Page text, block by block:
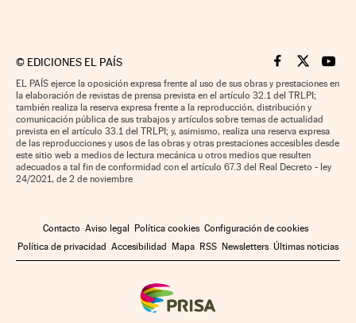
© EDICIONES EL PAÍS Cinco Días en
Cinco Días
Cinco
EL PAÍS ejerce la oposición expresa frente al uso de sus obras y prestaciones en
la elaboración de revistas de prensa prevista en el artículo 32.1 del TRLPI;
también realiza la reserva expresa frente a la reproducción, distribución y
comunicación pública de sus trabajos y artículos sobre temas de actualidad
prevista en el artículo 33.1 del TRLPI; y, asimismo, realiza una reserva expresa
de las reproducciones y usos de las obras y otras prestaciones accesibles desde
este sitio web a medios de lectura mecánica u otros medios que resulten
adecuados a tal fin de conformidad con el artículo 67.3 del Real Decreto - ley
24/2021, de 2 de noviembre
Contacto Aviso legal Política cookies Configuración de cookies
Política de privacidad Accesibilidad Mapa RSS Newsletters Últimas noticias